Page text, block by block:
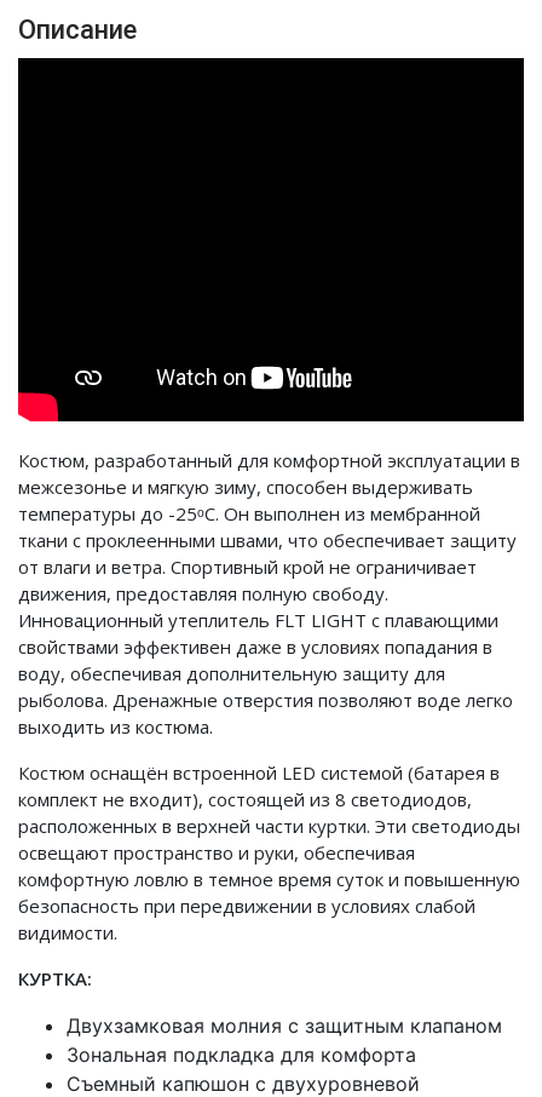
Описание
Костюм, разработанный для комфортной эксплуатации в
межсезонье и мягкую зиму, способен выдерживать
температуры до -25ᵒC. Он выполнен из мембранной
ткани с проклеенными швами, что обеспечивает защиту
от влаги и ветра. Спортивный крой не ограничивает
движения, предоставляя полную свободу.
Инновационный утеплитель FLT LIGHT с плавающими
свойствами эффективен даже в условиях попадания в
воду, обеспечивая дополнительную защиту для
рыболова. Дренажные отверстия позволяют воде легко
выходить из костюма.
Костюм оснащён встроенной LED системой (батарея в
комплект не входит), состоящей из 8 светодиодов,
расположенных в верхней части куртки. Эти светодиоды
освещают пространство и руки, обеспечивая
комфортную ловлю в темное время суток и повышенную
безопасность при передвижении в условиях слабой
видимости.
КУРТКА:
Двухзамковая молния с защитным клапаном
Зональная подкладка для комфорта
Съемный капюшон с двухуровневой